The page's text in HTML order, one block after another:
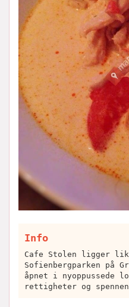
Info
Cafe Stolen ligger
Sofienbergparken på
åpnet i nyoppussede
rettigheter og